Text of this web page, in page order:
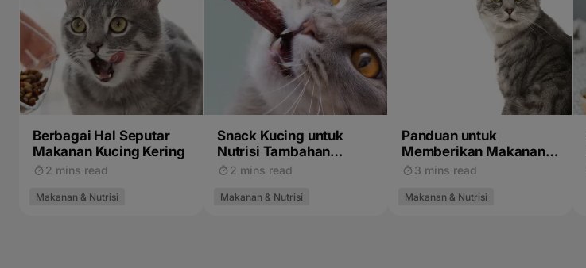
Berbagai Hal Seputar
Makanan Kucing Kering
2 mins read
Makanan & Nutrisi
Snack Kucing untuk
Nutrisi Tambahan
Kucing Kesayangan
2 mins read
Makanan & Nutrisi
Panduan untuk
Memberikan Makanan
Kucing Dewasa
3 mins read
Makanan & Nutrisi